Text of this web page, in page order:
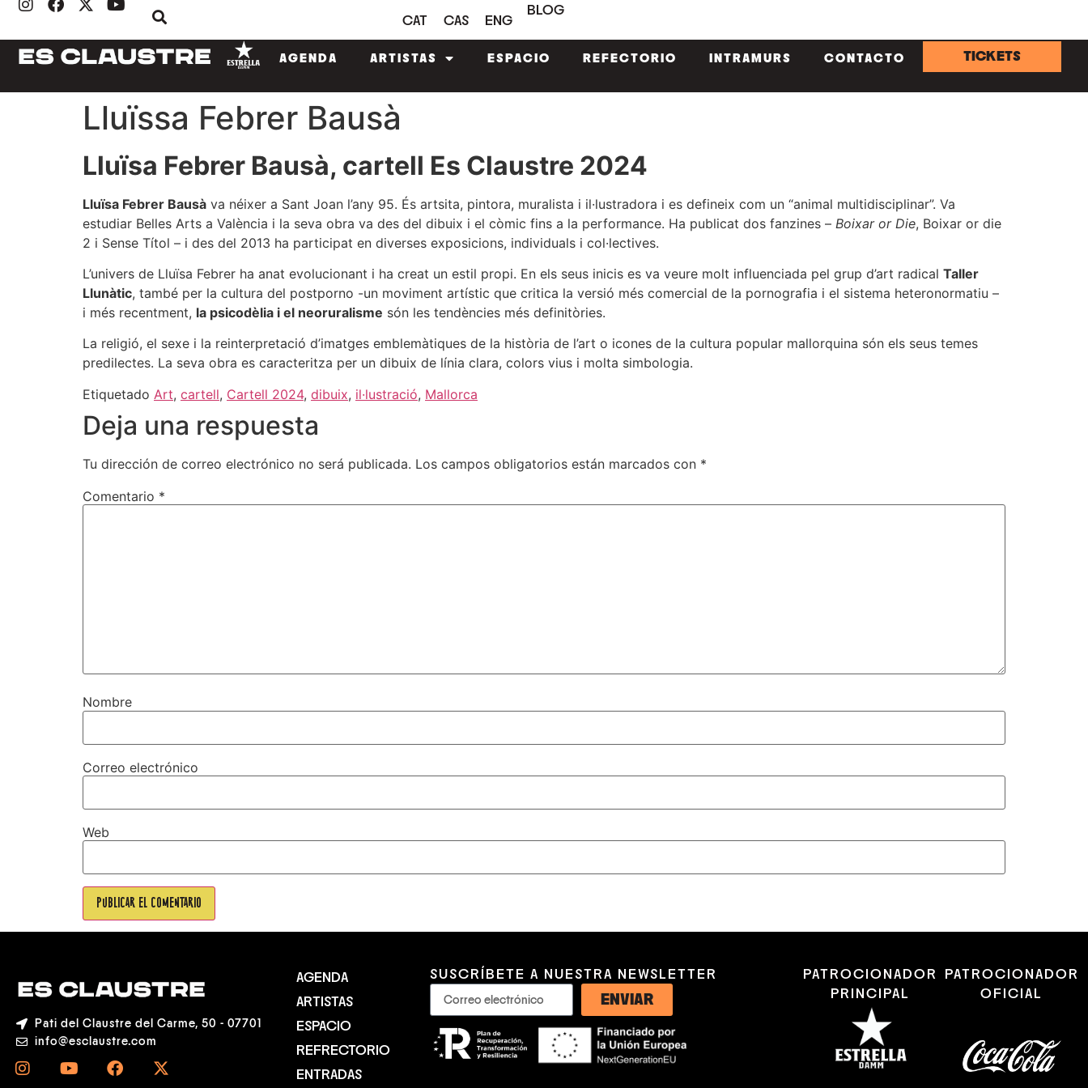
CAT CAS ENG
BLOG
AGENDA ARTISTAS ESPACIO REFECTORIO INTRAMURS CONTACTO TICKETS
Lluïssa Febrer Bausà
Lluïsa Febrer Bausà, cartell Es Claustre 2024
Lluïsa Febrer Bausà va néixer a Sant Joan l’any 95. És artsita, pintora, muralista i il·lustradora i es defineix com un “animal multidisciplinar”. Va
estudiar Belles Arts a València i la seva obra va des del dibuix i el còmic fins a la performance. Ha publicat dos fanzines – Boixar or Die, Boixar or die
2 i Sense Títol – i des del 2013 ha participat en diverses exposicions, individuals i col·lectives.
L’univers de Lluïsa Febrer ha anat evolucionant i ha creat un estil propi. En els seus inicis es va veure molt influenciada pel grup d’art radical Taller
Llunàtic, també per la cultura del postporno -un moviment artístic que critica la versió més comercial de la pornografia i el sistema heteronormatiu –
i més recentment, la psicodèlia i el neoruralisme són les tendències més definitòries.
La religió, el sexe i la reinterpretació d’imatges emblemàtiques de la història de l’art o icones de la cultura popular mallorquina són els seus temes
predilectes. La seva obra es caracteritza per un dibuix de línia clara, colors vius i molta simbologia.
Etiquetado Art, cartell, Cartell 2024, dibuix, il·lustració, Mallorca
Deja una respuesta
Tu dirección de correo electrónico no será publicada. Los campos obligatorios están marcados con *
Comentario *
Nombre
Correo electrónico
Web
Pati del Claustre del Carme, 50 - 07701
info@esclaustre.com
AGENDA
ARTISTAS
ESPACIO
REFRECTORIO
ENTRADAS
SUSCRÍBETE A NUESTRA NEWSLETTER
ENVIAR
PATROCIONADOR
PRINCIPAL
PATROCIONADOR
OFICIAL